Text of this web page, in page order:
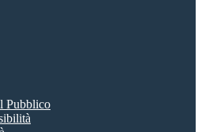
Pubblico